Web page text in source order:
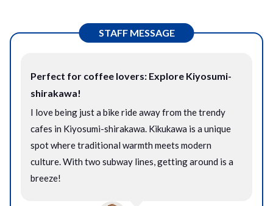
STAFF MESSAGE
Perfect for coffee lovers: Explore Kiyosumi-
shirakawa!
I love being just a bike ride away from the trendy
cafes in Kiyosumi-shirakawa. Kikukawa is a unique
spot where traditional warmth meets modern
culture. With two subway lines, getting around is a
breeze!